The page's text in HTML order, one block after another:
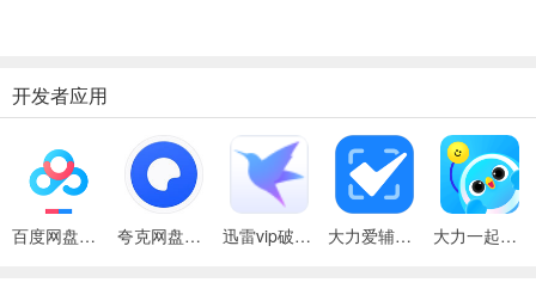
3、分数运算
5、填写最大数、最小数
6、竖式和脱式计算
开发者应用
百度网盘绿色免安装Pc电脑版 夸克网盘官方正式版 迅雷vip破解版永久会员2024版 大力爱辅导拍照检查作业软件 大力一起学hdapp